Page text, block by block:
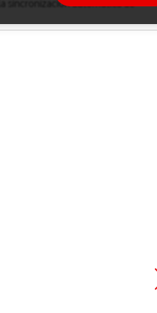
sincronización automática de